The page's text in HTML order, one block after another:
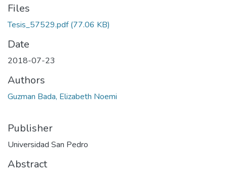
Files
Tesis_57529.pdf(77.06 KB)
Date
2018-07-23
Authors
Guzman Bada, Elizabeth Noemi
Publisher
Universidad San Pedro
Abstract